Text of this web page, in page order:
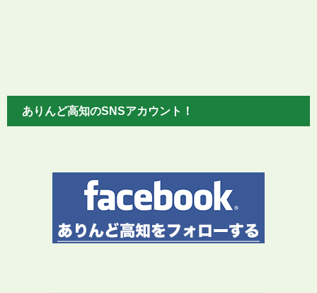
ありんど高知のSNSアカウント！